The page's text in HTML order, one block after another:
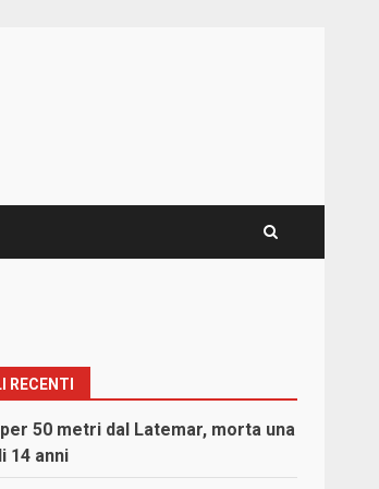
RECENTI
50 metri dal Latemar, morta una
14 anni